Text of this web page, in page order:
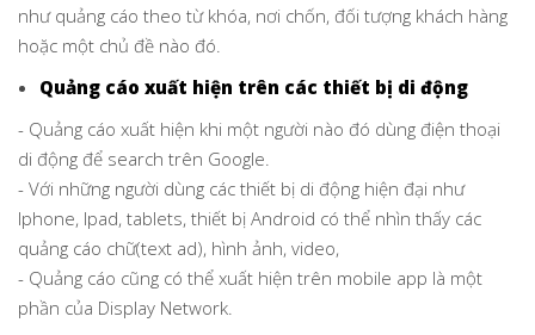
như quảng cáo theo từ khóa, nơi chốn, đối tượng khách hàng
hoặc một chủ đề nào đó.
Quảng cáo xuất hiện trên các thiết bị di động
- Quảng cáo xuất hiện khi một người nào đó dùng điện thoại
di động để search trên Google.
- Với những người dùng các thiết bị di động hiện đại như
Iphone, Ipad, tablets, thiết bị Android có thể nhìn thấy các
quảng cáo chữ(text ad), hình ảnh, video,
- Quảng cáo cũng có thể xuất hiện trên mobile app là một
phần của Display Network.